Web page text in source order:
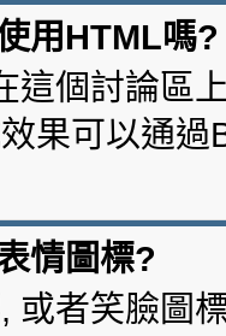
用HTML嗎?
這個討論區
果可以通過
情圖標?
或者笑臉圖